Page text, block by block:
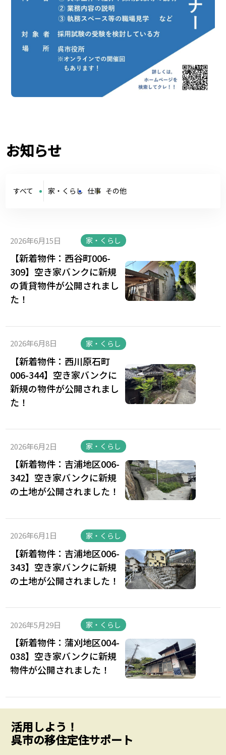
お知らせ
すべて 家・くらし 仕事 その他
2026年6月15日 家・くらし
【新着物件：西谷町006-
309】空き家バンクに新規
の賃貸物件が公開されまし
た！
2026年6月8日 家・くらし
【新着物件：西川原石町
006-344】空き家バンクに
新規の物件が公開されまし
た！
2026年6月2日 家・くらし
【新着物件：吉浦地区006-
342】空き家バンクに新規
の土地が公開されました！
2026年6月1日 家・くらし
【新着物件：吉浦地区006-
343】空き家バンクに新規
の土地が公開されました！
2026年5月29日 家・くらし
【新着物件：蒲刈地区004-
038】空き家バンクに新規
物件が公開されました！
活用しよう！
呉市の移住定住サポート